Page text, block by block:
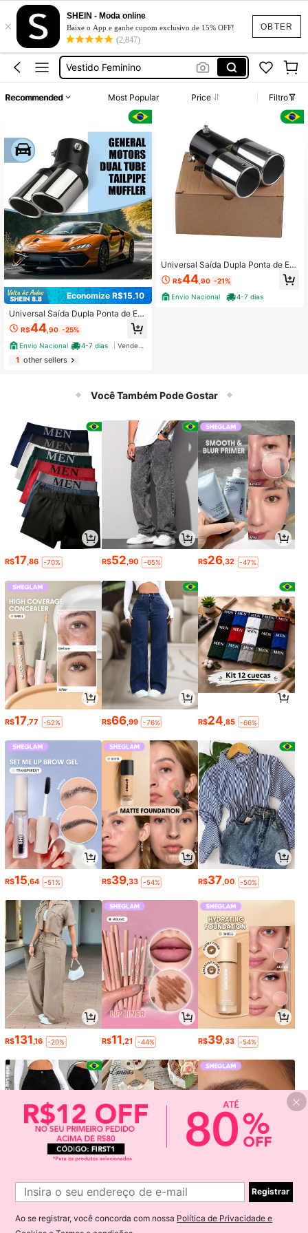
OBTER
×
SHEIN - Moda online
Baixe o App e ganhe cupom exclusivo de 15% OFF!
(2,847)
Vestido Longo
Automotivo
Vestido Feminino
Vestido Longo
Automotivo
Recommended Most Popular Price Filtro
Economize R$15,10
Universal Saída Dupla Ponta de Esc
ape Aço Inoxidável Auto Silenciado
r do Carro
R$44,90 -25%
Envio Nacional
4-7 dias
1other sellers
Universal Saída Dupla Ponta de Esc
ape Aço Inoxidável Auto Silenciado
r do Carro
R$44,90 -21%
Envio Nacional
4-7 dias
Você Também Pode Gostar
R$17,86 -70% R$52,90 -65% R$26,32 -47%
R$17 ,77 -52% R$66,99 -76% R$24 ,85 -66%
R$15,64 -51% R$39,33 -54% R$37,00 -50%
R$131,16 -20% R$11,21 -44% R$39,33 -54%
59,90 -63% R$35,33 -38% R$18,96 -39%
Registrar
Ao se registrar, você concorda com nossa Política de Privacidade e